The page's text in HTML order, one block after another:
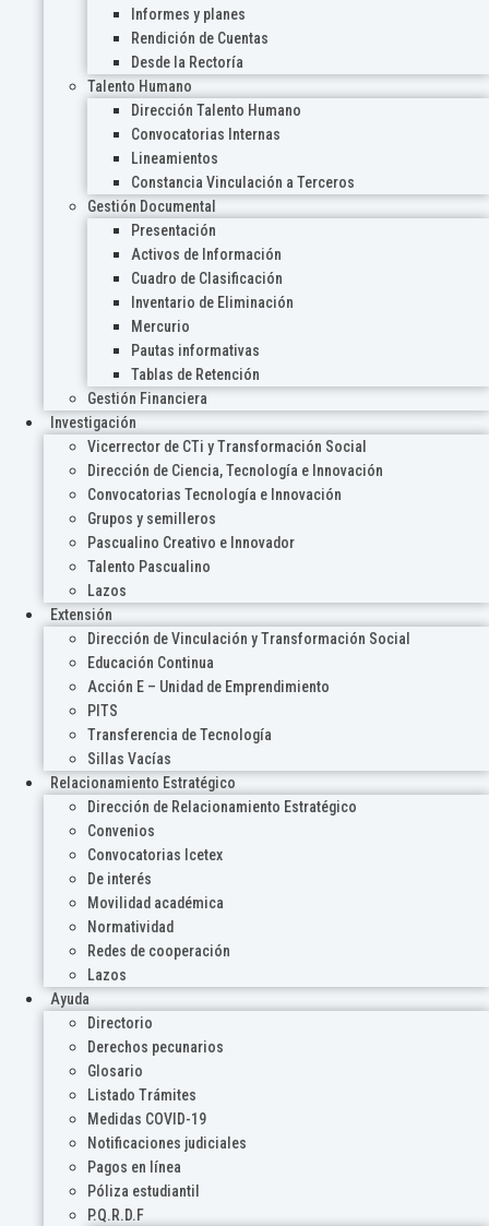
Informes y planes
Rendición de Cuentas
Desde la Rectoría
Talento Humano
Dirección Talento Humano
Convocatorias Internas
Lineamientos
Constancia Vinculación a Terceros
Gestión Documental
Presentación
Activos de Información
Cuadro de Clasificación
Inventario de Eliminación
Mercurio
Pautas informativas
Tablas de Retención
Gestión Financiera
Investigación
Vicerrector de CTi y Transformación Social
Dirección de Ciencia, Tecnología e Innovación
Convocatorias Tecnología e Innovación
Grupos y semilleros
Pascualino Creativo e Innovador
Talento Pascualino
Lazos
Extensión
Dirección de Vinculación y Transformación Social
Educación Continua
Acción E – Unidad de Emprendimiento
PITS
Transferencia de Tecnología
Sillas Vacías
Relacionamiento Estratégico
Dirección de Relacionamiento Estratégico
Convenios
Convocatorias Icetex
De interés
Movilidad académica
Normatividad
Redes de cooperación
Lazos
Ayuda
Directorio
Derechos pecunarios
Glosario
Listado Trámites
Medidas COVID-19
Notificaciones judiciales
Pagos en línea
Póliza estudiantil
P.Q.R.D.F